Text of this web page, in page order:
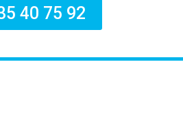
40 75 92